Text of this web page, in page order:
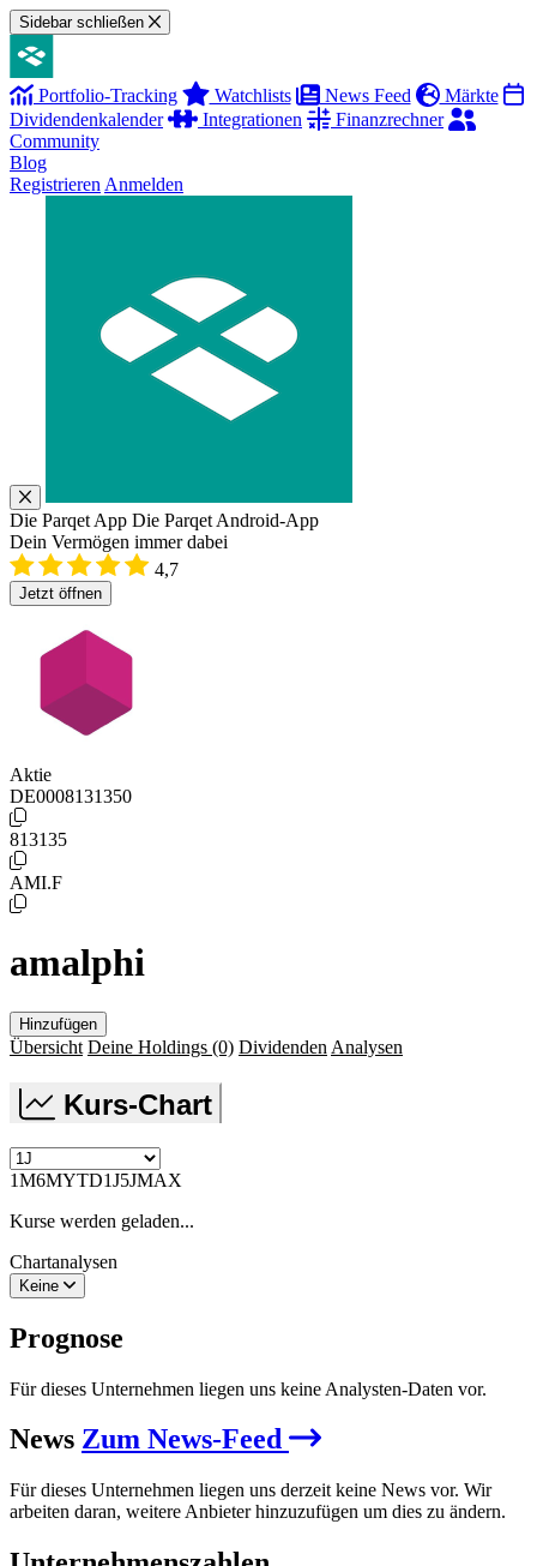
Sidebar schließen
Portfolio-Tracking Watchlists News Feed
Märkte
Dividendenkalender
Integrationen
Finanzrechner
Community
Blog
Registrieren Anmelden
Die Parqet App Die Parqet Android-App
Dein Vermögen immer dabei
4,7
Jetzt öffnen
Aktie
DE0008131350
813135
AMI.F
amalphi
Hinzufügen
Übersicht Deine Holdings (0) Dividenden Analysen
Kurs-Chart
1M6MYTD1J5JMAX
Kurse werden geladen...
Chartanalysen
Keine
Prognose
Für dieses Unternehmen liegen uns keine Analysten-Daten vor.
News Zum News-Feed
Für dieses Unternehmen liegen uns derzeit keine News vor. Wir
arbeiten daran, weitere Anbieter hinzuzufügen um dies zu ändern.